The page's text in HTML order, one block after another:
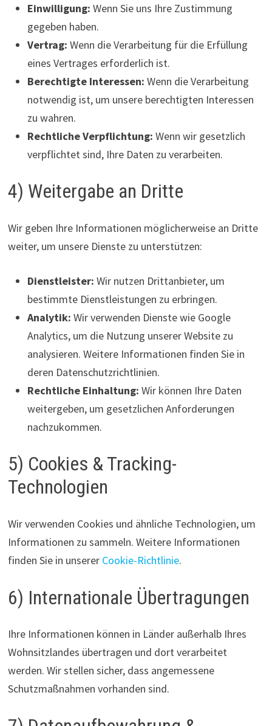
Einwilligung: Wenn Sie uns Ihre Zustimmung
gegeben haben.
Vertrag: Wenn die Verarbeitung für die Erfüllung
eines Vertrages erforderlich ist.
Berechtigte Interessen: Wenn die Verarbeitung
notwendig ist, um unsere berechtigten Interessen
zu wahren.
Rechtliche Verpflichtung: Wenn wir gesetzlich
verpflichtet sind, Ihre Daten zu verarbeiten.
4) Weitergabe an Dritte
Wir geben Ihre Informationen möglicherweise an Dritte
weiter, um unsere Dienste zu unterstützen:
Dienstleister: Wir nutzen Drittanbieter, um
bestimmte Dienstleistungen zu erbringen.
Analytik: Wir verwenden Dienste wie Google
Analytics, um die Nutzung unserer Website zu
analysieren. Weitere Informationen finden Sie in
deren Datenschutzrichtlinien.
Rechtliche Einhaltung: Wir können Ihre Daten
weitergeben, um gesetzlichen Anforderungen
nachzukommen.
5) Cookies & Tracking-
Technologien
Wir verwenden Cookies und ähnliche Technologien, um
Informationen zu sammeln. Weitere Informationen
finden Sie in unserer Cookie-Richtlinie.
6) Internationale Übertragungen
Ihre Informationen können in Länder außerhalb Ihres
Wohnsitzlandes übertragen und dort verarbeitet
werden. Wir stellen sicher, dass angemessene
Schutzmaßnahmen vorhanden sind.